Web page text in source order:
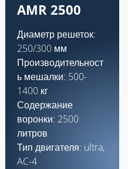
AMR 2500
Диаметр решеток:
250/300 мм
Производительност
ь мешалки: 500-
1400 кг
Содержание
воронки: 2500
литров
Тип двигателя: ultra,
AC-4